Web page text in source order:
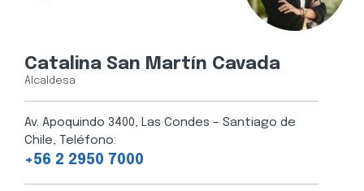
Catalina San Martín Cavada
Alcaldesa
Av. Apoquindo 3400, Las Condes – Santiago de
Chile, Teléfono:
+56 2 2950 7000